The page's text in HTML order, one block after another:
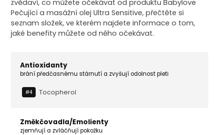
zvědaví, co můžete očekávat od produktu Babylove
Pečující a masážní olej Ultra Sensitive, přečtěte si
seznam složek, ve kterém najdete informace o tom,
jaké benefity můžete od něho očekávat.
Antioxidanty
brání předčasnému stárnutí a zvyšují odolnost pleti
#4 Tocopherol
Změkčovadla/Emolienty
zjemňují a zvláčňují pokožku